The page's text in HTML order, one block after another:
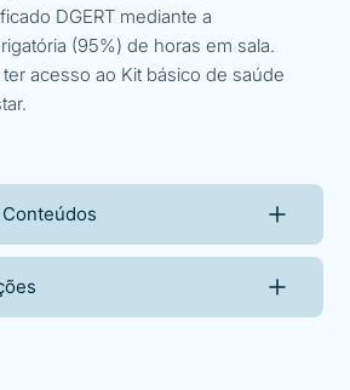
DGERT mediante a
(95%) de horas em sala.
acesso ao Kit básico de saúde